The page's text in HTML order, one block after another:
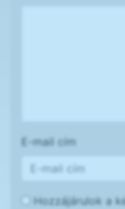
E-mail cím
Hozzájárulok a